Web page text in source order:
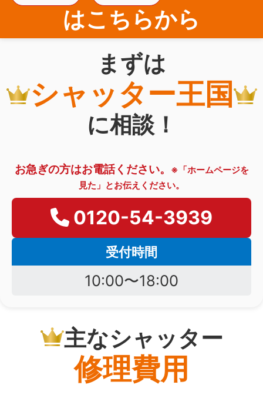
はこちらから
まずは
シャッター王国
に相談！
お急ぎの方はお電話ください。
※「ホームページを
見た」とお伝えください。
0120-54-3939
受付時間
10:00〜18:00
主なシャッター
修理費用